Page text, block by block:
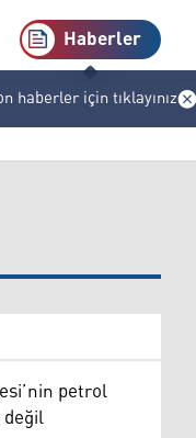
Haberler
haberler için tıklayınız
petrol